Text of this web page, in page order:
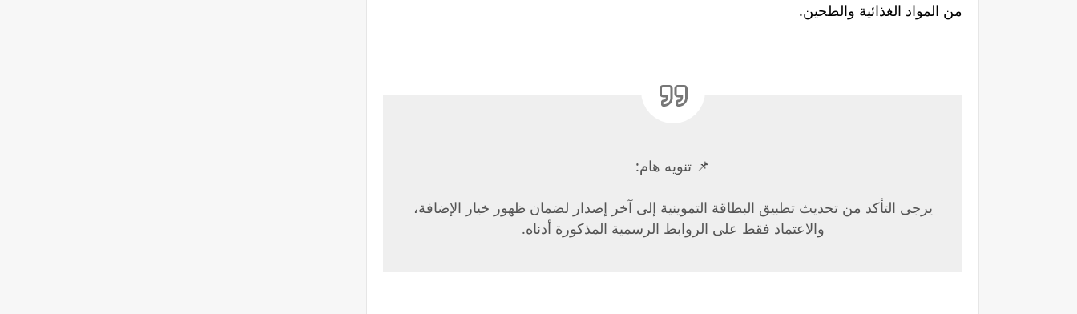
من المواد الغذائية والطحين.
📌 تنويه هام:
يرجى التأكد من تحديث تطبيق البطاقة التموينية إلى آخر إصدار لضمان ظهور خيار الإضافة،
والاعتماد فقط على الروابط الرسمية المذكورة أدناه.